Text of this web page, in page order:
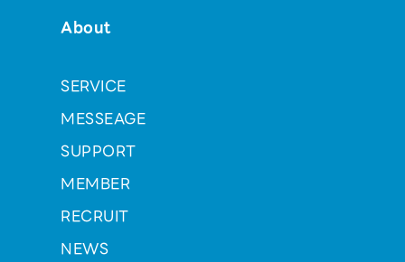
About
SERVICE
MESSEAGE
SUPPORT
MEMBER
RECRUIT
NEWS